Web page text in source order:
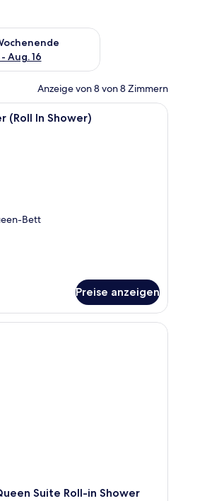
7 - Aug. 9.
Aug. 16
für nächstes Wochenende, Aug.
Anzeige von 8 von 8 Zimmern
zwei Nachttischen mit Lampen, einem
Ein Hotelzimmer mit einem großen Bett,
(Roll In Shower)
Bett
Preise anzeigen
zwei Nachttischen mit Lampen, einem
Suite Roll-in Shower